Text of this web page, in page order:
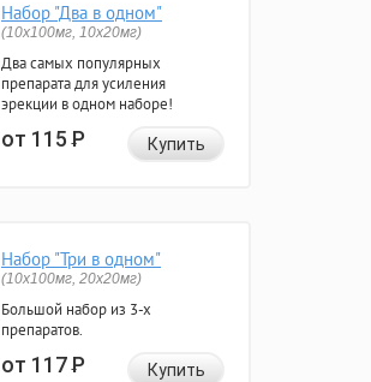
Набор "Два в одном"
(10x100мг, 10x20мг)
Два самых популярных
препарата для усиления
эрекции в одном наборе!
от 115Р Купить
Набор "Три в одном"
(10x100мг, 20x20мг)
Большой набор из 3-х
препаратов.
от 117Р Купить